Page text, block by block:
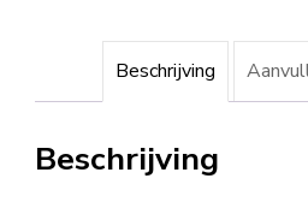
Beschrijving
Beschrijving